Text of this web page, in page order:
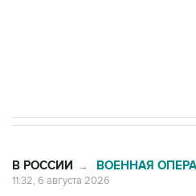
В РОССИИ → ВОЕННАЯ
11:32, 6 августа 2026